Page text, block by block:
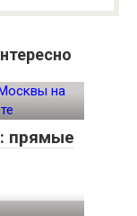
прямые